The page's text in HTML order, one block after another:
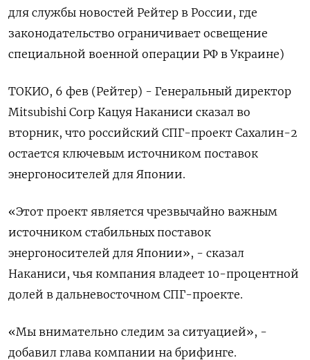
для службы новостей Рейтер в России, где
законодательство ограничивает освещение
специальной военной операции РФ в Украине)
ТОКИО, 6 фев (Рейтер) - Генеральный директор
Mitsubishi Corp Кацуя Наканиси сказал во
вторник, что российский СПГ-проект Сахалин-2
остается ключевым источником поставок
энергоносителей для Японии.
«Этот проект является чрезвычайно важным
источником стабильных поставок
энергоносителей для Японии», - сказал
Наканиси, чья компания владеет 10-процентной
долей в дальневосточном СПГ-проекте.
«Мы внимательно следим за ситуацией», -
добавил глава компании на брифинге.